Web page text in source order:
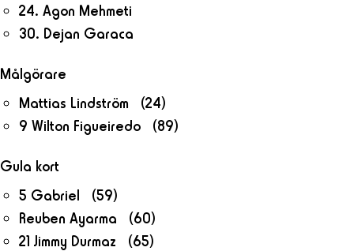
24. Agon Mehmeti
30. Dejan Garaca
Målgörare
Mattias Lindström (24)
9 Wilton Figueiredo (89)
Gula kort
5 Gabriel (59)
Reuben Ayarma (60)
21 Jimmy Durmaz (65)